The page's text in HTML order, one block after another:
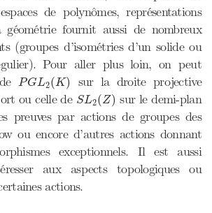
de polynômes, représentations
fournit aussi de nombreux
(groupes d’isométries d’un solide ou
Pour aller plus loin, on peut
dePGL2(K)
PGL ( K)
sur la droite projective
ou celle de SL2(Z)
SL ( Z) sur le demi-plan
preuves par actions de groupes des
ou encore d’autres actions donnant
exceptionnels. Il est aussi
aux aspects topologiques ou
actions.